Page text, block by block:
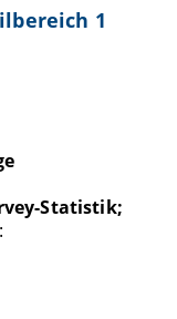
1
Statistik;
: